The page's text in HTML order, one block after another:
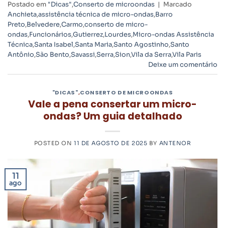
Postado em "Dicas",Conserto de microondas | Marcado
Anchieta,assistência técnica de micro-ondas,Barro
Preto,Belvedere,Carmo,conserto de micro-
ondas,Funcionários,Gutierrez,Lourdes,Micro-ondas Assistência
Técnica,Santa Isabel,Santa Maria,Santo Agostinho,Santo
Antônio,São Bento,Savassi,Serra,Sion,Vila da Serra,Vila Paris
Deixe um comentário
"DICAS",CONSERTO DE MICROONDAS
Vale a pena consertar um micro-
ondas? Um guia detalhado
POSTED ON11 DE AGOSTO DE 2025 BY ANTENOR
11
ago